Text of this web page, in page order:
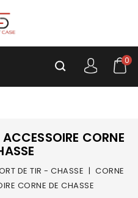
0
CORNE
DE TIR - CHASSE
CORNE
CORNE DE CHASSE